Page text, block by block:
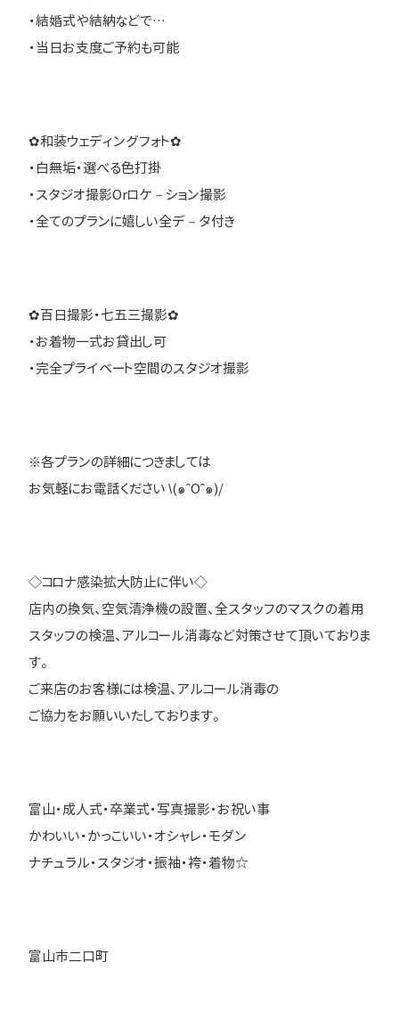
・結婚式や結納などで…
・当日お支度ご予約も可能
✿和装ウェディングフォト✿
・白無垢・選べる色打掛
・スタジオ撮影Orロケ－ション撮影
・全てのプランに嬉しい全デ－タ付き
✿百日撮影・七五三撮影✿
・お着物一式お貸出し可
・完全プライベート空間のスタジオ撮影
※各プランの詳細につきましては
お気軽にお電話ください \(๑ˆOˆ๑)/
◇コロナ感染拡大防止に伴い◇
店内の換気、空気清浄機の設置、全スタッフのマスクの着用
スタッフの検温、アルコール消毒など対策させて頂いておりま
す。
ご来店のお客様には検温、アルコール消毒の
ご協力をお願いいたしております。
富山・成人式・卒業式・写真撮影・お祝い事
かわいい・かっこいい・オシャレ・モダン
ナチュラル・スタジオ・振袖・袴・着物☆
富山市二口町